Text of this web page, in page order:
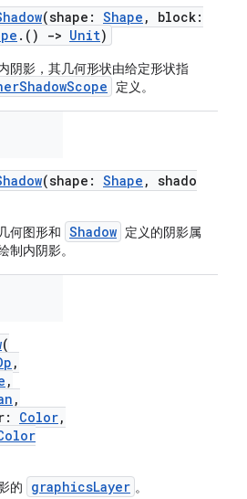
(shape: Shape , block:
.() -> Unit)
阴影，其几何形状由给定形状指
定义。
(shape: Shape , shado
何图形和 Shadow 定义的阴影属
制内阴影。
(
,
,
,
Color,
的 graphicsLayer 。